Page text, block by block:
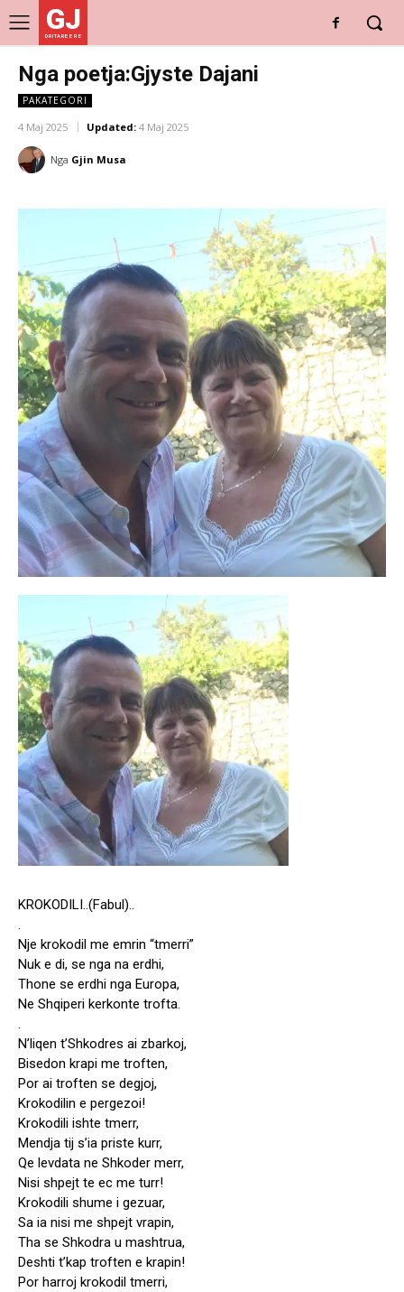
GJ
DRITARE E RE
Nga poetja:Gjyste Dajani
PAKATEGORI
4 Maj 2025 Updated: 4 Maj 2025
Nga Gjin Musa
KROKODILI..(Fabul)..
.
Nje krokodil me emrin “tmerri”
Nuk e di, se nga na erdhi,
Thone se erdhi nga Europa,
Ne Shqiperi kerkonte trofta.
.
N’liqen t’Shkodres ai zbarkoj,
Bisedon krapi me troften,
Por ai troften se degjoj,
Krokodilin e pergezoi!
Krokodili ishte tmerr,
Mendja tij s’ia priste kurr,
Qe levdata ne Shkoder merr,
Nisi shpejt te ec me turr!
Krokodili shume i gezuar,
Sa ia nisi me shpejt vrapin,
Tha se Shkodra u mashtrua,
Deshti t’kap troften e krapin!
Por harroj krokodil tmerri,